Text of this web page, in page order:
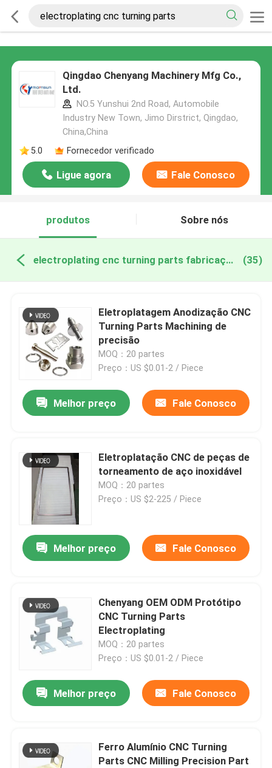
Qingdao Chenyang Machinery Mfg Co.,
Ltd.
NO.5 Yunshui 2nd Road, Automobile
Industry New Town, Jimo Dirstrict, Qingdao,
China,China
5.0
Fornecedor verificado
Ligue agora Fale Conosco
produtos Sobre nós
electroplating cnc turning parts fabricação online (35)
Eletroplatagem Anodização CNC
Turning Parts Machining de
precisão
MOQ：20 partes
Preço：US $0.01-2 / Piece
Melhor preço Fale Conosco
Eletroplatação CNC de peças de
torneamento de aço inoxidável
MOQ：20 partes
Preço：US $2-225 / Piece
Melhor preço Fale Conosco
Chenyang OEM ODM Protótipo
CNC Turning Parts
Electroplating
MOQ：20 partes
Preço：US $0.01-2 / Piece
Melhor preço Fale Conosco
Ferro Alumínio CNC Turning
Parts CNC Milling Precision Part